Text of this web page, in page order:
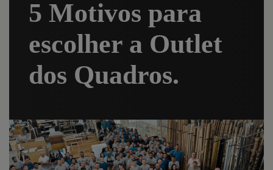
5 Motivos para
escolher a Outlet
dos Quadros.